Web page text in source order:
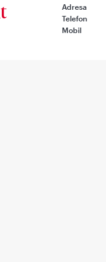
Adresa
Telefon
Mobil